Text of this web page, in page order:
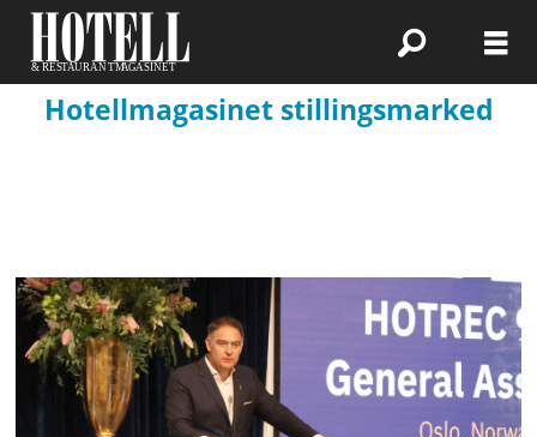
Hotellmagasinet stillingsmarked